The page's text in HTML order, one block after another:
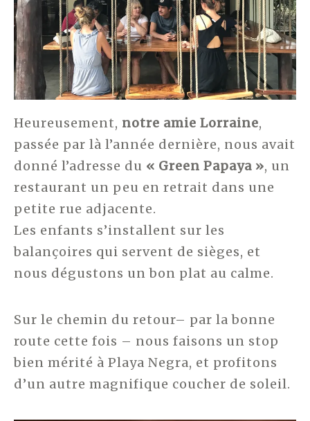
Heureusement, notre amie Lorraine,
passée par là l’année dernière, nous avait
donné l’adresse du « Green Papaya », un
restaurant un peu en retrait dans une
petite rue adjacente.
Les enfants s’installent sur les
balançoires qui servent de sièges, et
nous dégustons un bon plat au calme.
Sur le chemin du retour– par la bonne
route cette fois – nous faisons un stop
bien mérité à Playa Negra, et profitons
d’un autre magnifique coucher de soleil.